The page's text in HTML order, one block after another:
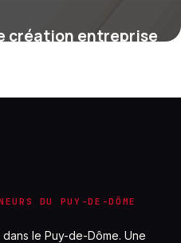
création entreprise
DU PUY-DE-DÔME
le Puy-de-Dôme. Une